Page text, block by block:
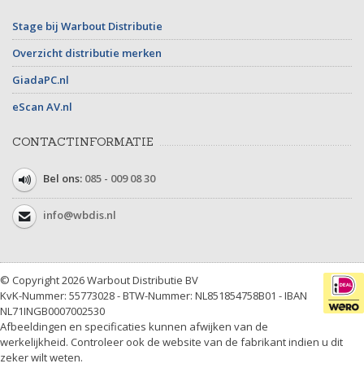
Stage bij Warbout Distributie
Overzicht distributie merken
GiadaPC.nl
eScan AV.nl
CONTACTINFORMATIE
Bel ons: 085 - 009 08 30
info@wbdis.nl
© Copyright 2026 Warbout Distributie BV
KvK-Nummer: 55773028 - BTW-Nummer: NL851854758B01 - IBAN
NL71INGB0007002530
Afbeeldingen en specificaties kunnen afwijken van de
werkelijkheid. Controleer ook de website van de fabrikant indien u dit
zeker wilt weten.